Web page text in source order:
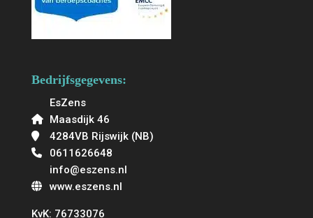
Bedrijfsgegevens:
EsZens
Maasdijk 46
4284VB Rijswijk (NB)
0611626648
info@eszens.nl
www.eszens.nl
KvK: 76733076